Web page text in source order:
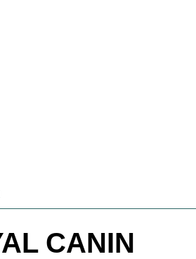
CANIN